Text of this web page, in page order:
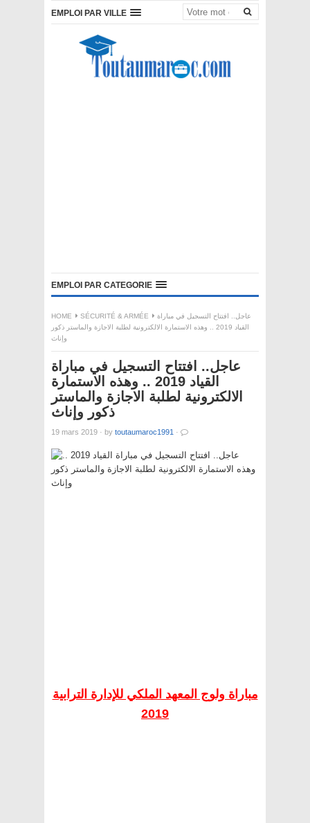
EMPLOI PAR VILLE
EMPLOI PAR CATEGORIE
HOME SÉCURITÉ & ARMÉE
عاجل.. افتتاح التسجيل في مباراة
القياد 2019 .. وهذه الاستمارة الالكترونية لطلبة الاجازة والماستر ذكور
وإناث
عاجل.. افتتاح التسجيل في مباراة
القياد 2019 .. وهذه الاستمارة
الالكترونية لطلبة الاجازة والماستر
ذكور وإناث
19 mars 2019 · by toutaumaroc1991 ·
مباراة ولوج المعهد الملكي للإدارة الترابية
2019